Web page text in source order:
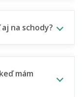
na schody?
mám